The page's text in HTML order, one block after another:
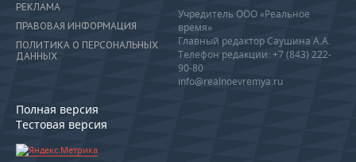
РЕКЛАМА
ПРАВОВАЯ ИНФОРМАЦИЯ
ПОЛИТИКА О ПЕРСОНАЛЬНЫХ
ДАННЫХ
Полная версия
Тестовая версия
Учредитель ООО «Реальное
время»
Главный редактор Саушина А.А.
Телефон редакции: +7 (843) 222-
90-80
info@realnoevremya.ru